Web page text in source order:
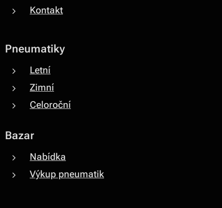
Kontakt
Pneumatiky
Letní
Zimní
Celoroční
Bazar
Nabídka
Výkup pneumatik